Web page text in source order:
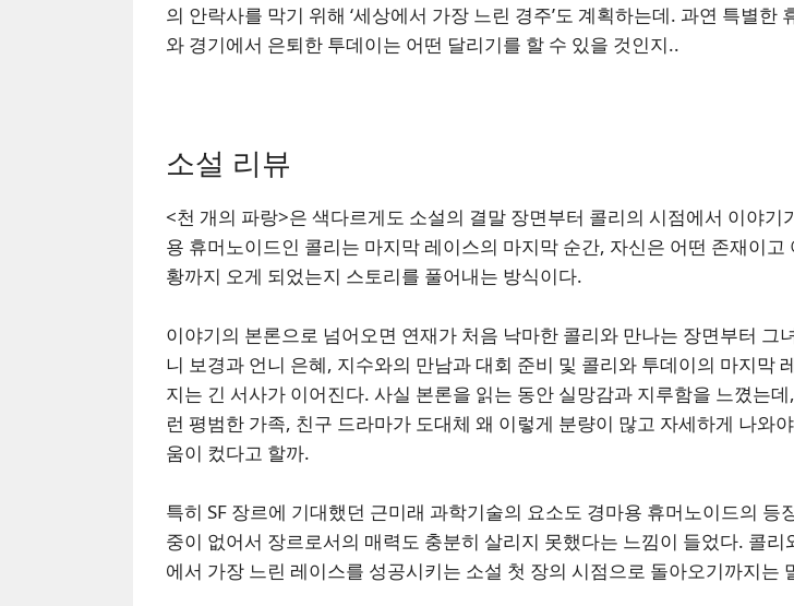
의 안락사를 막기 위해 ‘세상에서 가장 느린 경주’도 계획하는데. 과연 특별한
와 경기에서 은퇴한 투데이는 어떤 달리기를 할 수 있을 것인지..
소설 리뷰
<천 개의 파랑>은 색다르게도 소설의 결말 장면부터 콜리의 시점에서 이야기
용 휴머노이드인 콜리는 마지막 레이스의 마지막 순간, 자신은 어떤 존재이고
황까지 오게 되었는지 스토리를 풀어내는 방식이다.
이야기의 본론으로 넘어오면 연재가 처음 낙마한 콜리와 만나는 장면부터 그
니 보경과 언니 은혜, 지수와의 만남과 대회 준비 및 콜리와 투데이의 마지막
지는 긴 서사가 이어진다. 사실 본론을 읽는 동안 실망감과 지루함을 느꼈는데
런 평범한 가족, 친구 드라마가 도대체 왜 이렇게 분량이 많고 자세하게 나와
움이 컸다고 할까.
특히 SF 장르에 기대했던 근미래 과학기술의 요소도 경마용 휴머노이드의 등
중이 없어서 장르로서의 매력도 충분히 살리지 못했다는 느낌이 들었다. 콜리
에서 가장 느린 레이스를 성공시키는 소설 첫 장의 시점으로 돌아오기까지는